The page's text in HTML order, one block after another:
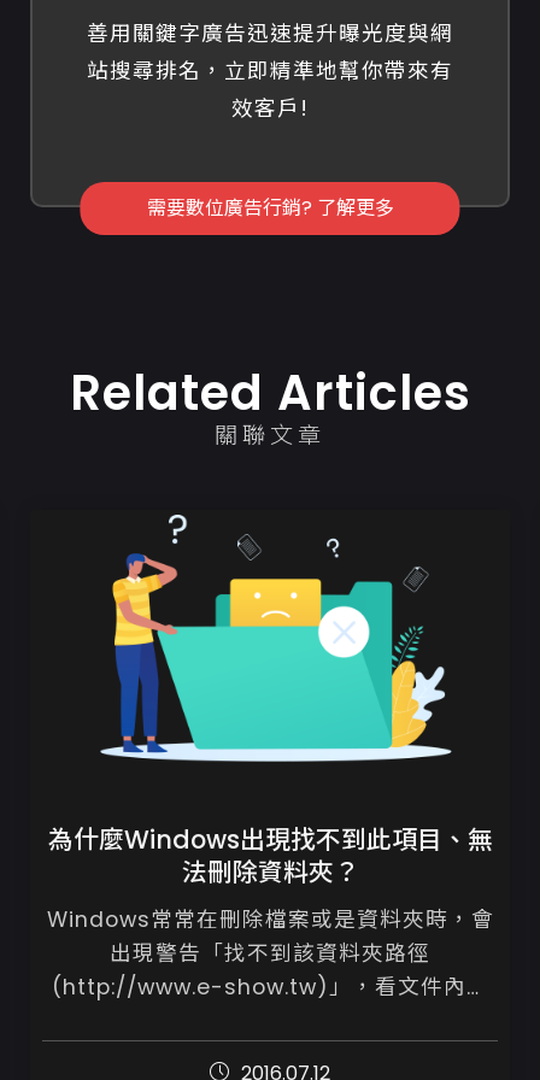
善用關鍵字廣告迅速提升曝光度與網
站搜尋排名，立即精準地幫你帶來有
效客戶!
需要數位廣告行銷? 了解更多
Related Articles
關聯文章
為什麼Windows出現找不到此項目、無
法刪除資料夾？
Windows常常在刪除檔案或是資料夾時，會
出現警告「找不到該資料夾路徑
(http://www.e-show.tw)」，看文件內容
2016.07.12